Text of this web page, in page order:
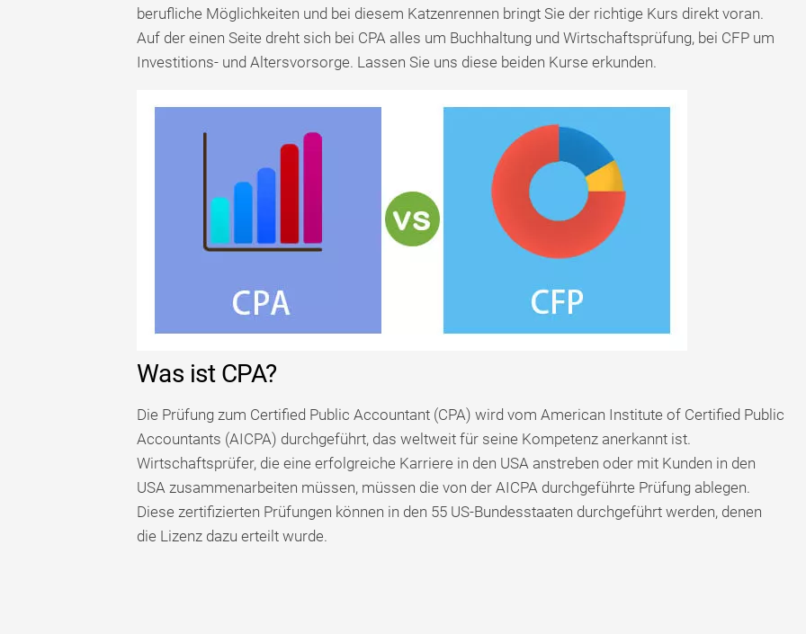
berufliche Möglichkeiten und bei diesem Katzenrennen bringt Sie der richtige Kurs direkt voran.
Auf der einen Seite dreht sich bei CPA alles um Buchhaltung und Wirtschaftsprüfung, bei CFP um
Investitions- und Altersvorsorge. Lassen Sie uns diese beiden Kurse erkunden.
Was ist CPA?
Die Prüfung zum Certified Public Accountant (CPA) wird vom American Institute of Certified Public
Accountants (AICPA) durchgeführt, das weltweit für seine Kompetenz anerkannt ist.
Wirtschaftsprüfer, die eine erfolgreiche Karriere in den USA anstreben oder mit Kunden in den
USA zusammenarbeiten müssen, müssen die von der AICPA durchgeführte Prüfung ablegen.
Diese zertifizierten Prüfungen können in den 55 US-Bundesstaaten durchgeführt werden, denen
die Lizenz dazu erteilt wurde.